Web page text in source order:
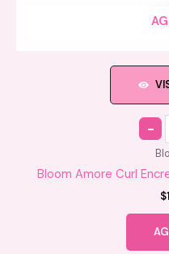
Bloom Amore Curl
$